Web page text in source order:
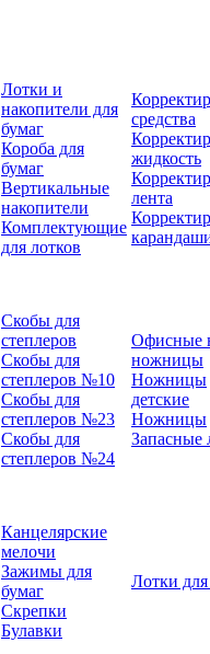
Лотки и
накопители для
бумаг
Короба для
бумаг
Вертикальные
накопители
Комплектующие
для лотков
средства
жидкость
лента
Скобы для
степлеров
Скобы для
степлеров №10
Скобы для
степлеров №23
Скобы для
степлеров №24
Офисные
ножницы
Ножницы
детские
Ножницы
Запасные
Канцелярские
мелочи
Зажимы для
бумаг
Скрепки
Булавки
Лотки